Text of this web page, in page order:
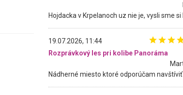
19.07.2026, 11:44
Rozprávkový les pri kolibe Panoráma